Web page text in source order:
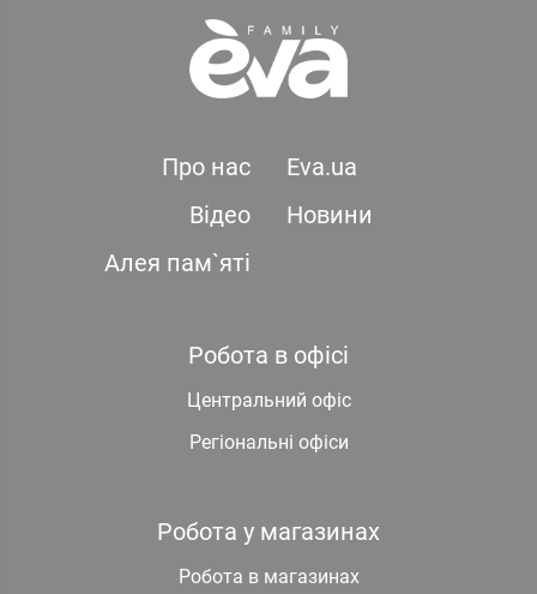
Про нас
Eva.ua
Відео
Новини
Алея пам`яті
Робота в офісі
Центральний офіс
Регіональні офіси
Робота у магазинах
Робота в магазинах